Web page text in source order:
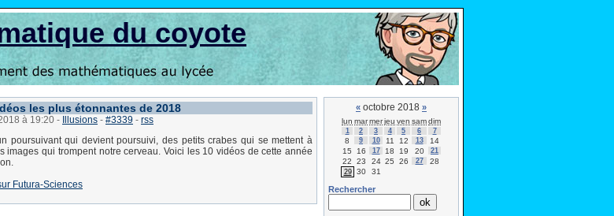
du coyote
les plus étonnantes de 2018
à 19:20 - Illusions - #3339 - rss
poursuivant qui devient poursuivi, des petits crabes qui se mettent à
images qui trompent notre cerveau. Voici les 10 vidéos de cette année
Futura-Sciences
« octobre 2018 »
lun marmerjeu ven samdim
1 2 3 4 5 6 7
8 9 10 11 12 13
14
15
16 17 18 19 20 21
22 23 24 25 26 27 28
29 30 31
Rechercher